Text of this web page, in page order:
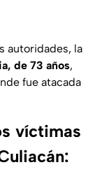
autoridades, la
de 73 años,
fue atacada
víctimas